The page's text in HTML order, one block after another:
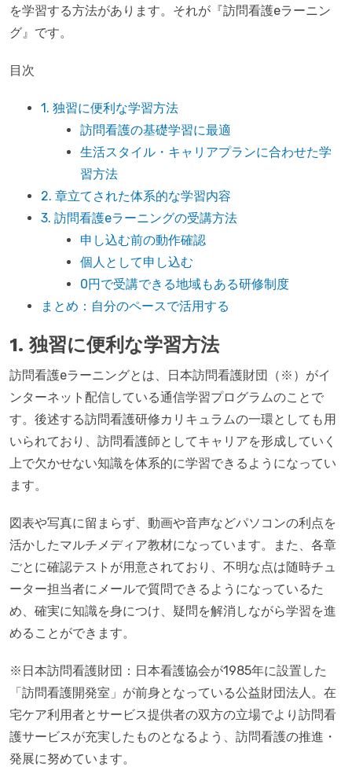
を学習する方法があります。それが『訪問看護eラーニン
グ』です。
目次
1. 独習に便利な学習方法
訪問看護の基礎学習に最適
生活スタイル・キャリアプランに合わせた学
習方法
2. 章立てされた体系的な学習内容
3. 訪問看護eラーニングの受講方法
申し込む前の動作確認
個人として申し込む
0円で受講できる地域もある研修制度
まとめ：自分のペースで活用する
1. 独習に便利な学習方法
訪問看護eラーニングとは、日本訪問看護財団（※）がイ
ンターネット配信している通信学習プログラムのことで
す。後述する訪問看護研修カリキュラムの一環としても用
いられており、訪問看護師としてキャリアを形成していく
上で欠かせない知識を体系的に学習できるようになってい
ます。
図表や写真に留まらず、動画や音声などパソコンの利点を
活かしたマルチメディア教材になっています。また、各章
ごとに確認テストが用意されており、不明な点は随時チュ
ーター担当者にメールで質問できるようになっているた
め、確実に知識を身につけ、疑問を解消しながら学習を進
めることができます。
※日本訪問看護財団：日本看護協会が1985年に設置した
「訪問看護開発室」が前身となっている公益財団法人。在
宅ケア利用者とサービス提供者の双方の立場でより訪問看
護サービスが充実したものとなるよう、訪問看護の推進・
発展に努めています。